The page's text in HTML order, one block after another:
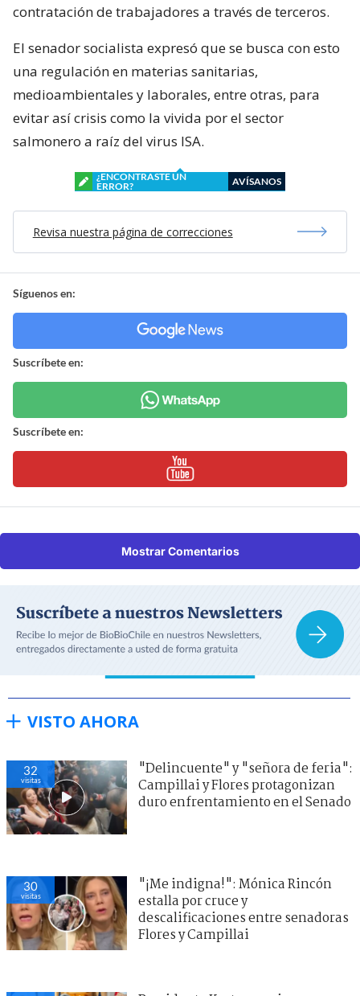
contratación de trabajadores a través de terceros.
El senador socialista expresó que se busca con esto
una regulación en materias sanitarias,
medioambientales y laborales, entre otras, para
evitar así crisis como la vivida por el sector
salmonero a raíz del virus ISA.
¿ENCONTRASTE UN
ERROR?
AVÍSANOS
Revisa nuestra página de correcciones
Síguenos en:
Suscríbete en:
Suscríbete en:
Mostrar Comentarios
VISTO AHORA
32
visitas
"Delincuente" y "señora de feria":
Campillai y Flores protagonizan
duro enfrentamiento en el Senado
30
visitas
"¡Me indigna!": Mónica Rincón
estalla por cruce y
descalificaciones entre senadoras
Flores y Campillai